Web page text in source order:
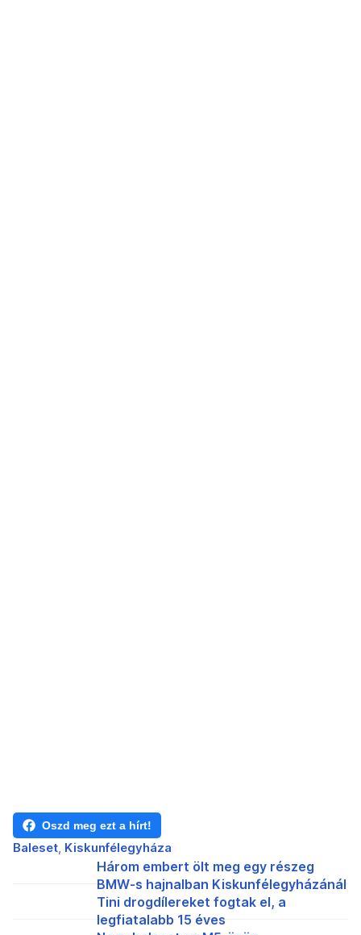
Oszd meg ezt a hírt!
Baleset Kiskunfélegyháza
Három embert ölt meg egy részeg
BMW-s hajnalban Kiskunfélegyházánál
Tini drogdílereket fogtak el, a
legfiatalabb 15 éves